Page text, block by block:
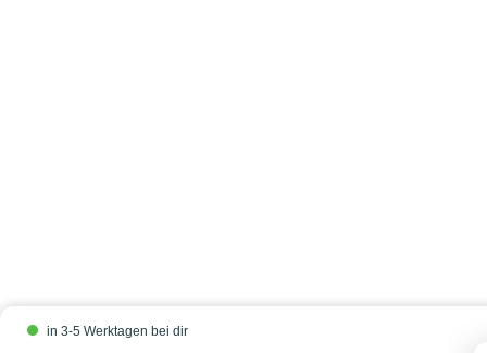
in 3-5 Werktagen bei dir